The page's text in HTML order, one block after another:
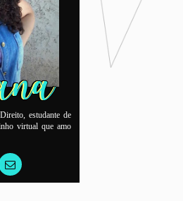
estudante de
virtual que amo